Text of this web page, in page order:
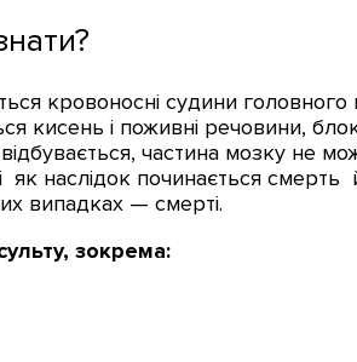
кровоносні судини головного
кисень і поживні речовини,
частина мозку не
наслідок починається смерть
випадках — смерті.
зокрема: